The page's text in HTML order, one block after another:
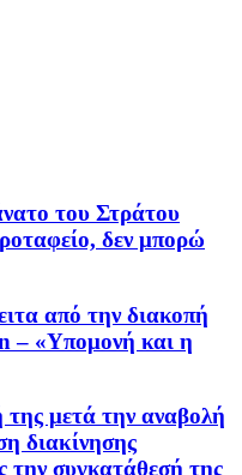
του Στράτου
δεν μπορώ
από την διακοπή
– «Υπομονή και η
μετά την αναβολή
διακίνησης
την συγκατάθεσή της